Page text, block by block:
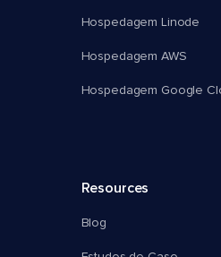
Hospedagem Linode
Hospedagem AWS
Hospedagem Google
Resources
Blog